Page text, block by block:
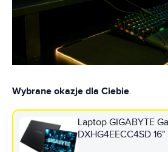
Wybrane okazje dla Ciebie
Laptop GIGABYTE
DXHG4EECC4SD